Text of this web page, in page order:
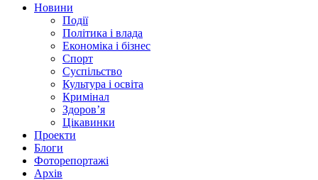
Новини
Події
Політика і влада
Економіка і бізнес
Спорт
Суспільство
Культура і освіта
Кримінал
Здоров’я
Цікавинки
Проекти
Блоги
Фоторепортажі
Архів